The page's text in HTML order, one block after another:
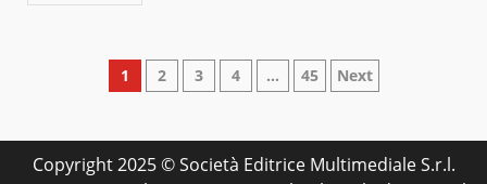
Paginazione
articoli
1 2 3 4 … 45 Next
Copyright 2025 © Società Editrice Multimediale S.r.l.